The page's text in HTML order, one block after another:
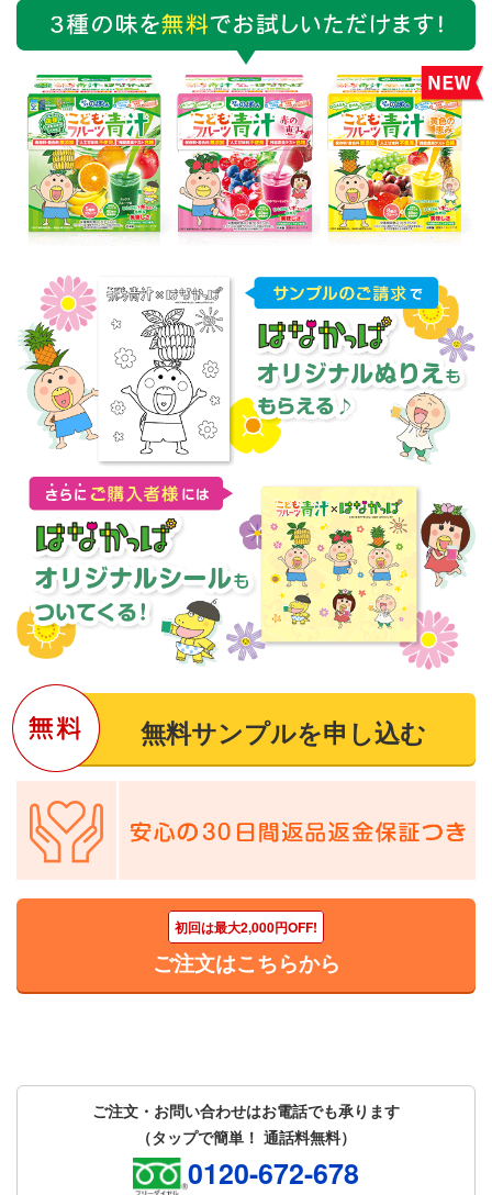
お名前：ひろちょ 2017年12月14日
2018年2月13日
2018年2月7日
無料サンプルを申し込む
初回は最大2,000円OFF!
ご注文はこちらから
ご注文・お問い合わせはお電話でも承ります
（タップで簡単！ 通話料無料）
0120-672-678